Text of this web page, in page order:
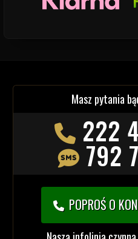
Masz pytania
222
792
POPROŚ O